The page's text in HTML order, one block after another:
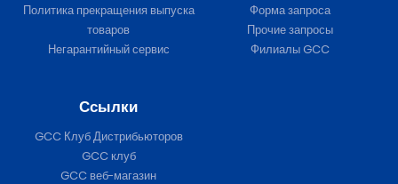
Политика прекращения выпуска
товаров
Негарантийный сервис
Форма запроса
Прочие запросы
Филиалы GCC
Ссылки
GCC Клуб Дистрибьюторов
GCC клуб
GCC веб-магазин